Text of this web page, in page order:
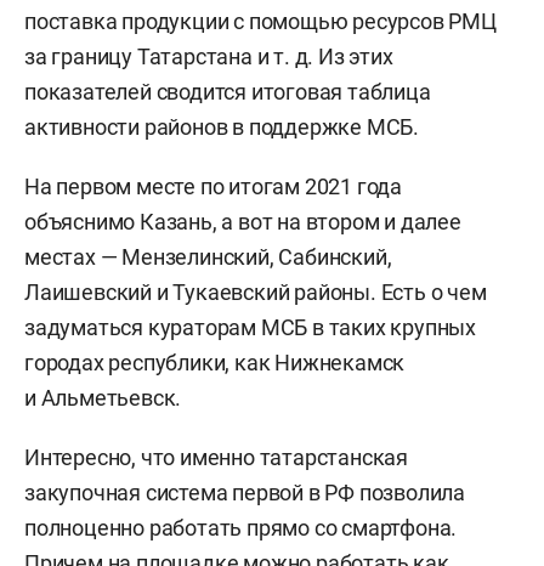
поставка продукции с помощью ресурсов РМЦ
за границу Татарстана и т. д. Из этих
показателей сводится итоговая таблица
активности районов в поддержке МСБ.
На первом месте по итогам 2021 года
объяснимо Казань, а вот на втором и далее
местах — Мензелинский, Сабинский,
Лаишевский и Тукаевский районы. Есть о чем
задуматься кураторам МСБ в таких крупных
городах республики, как Нижнекамск
и Альметьевск.
Интересно, что именно татарстанская
закупочная система первой в РФ позволила
полноценно работать прямо со смартфона.